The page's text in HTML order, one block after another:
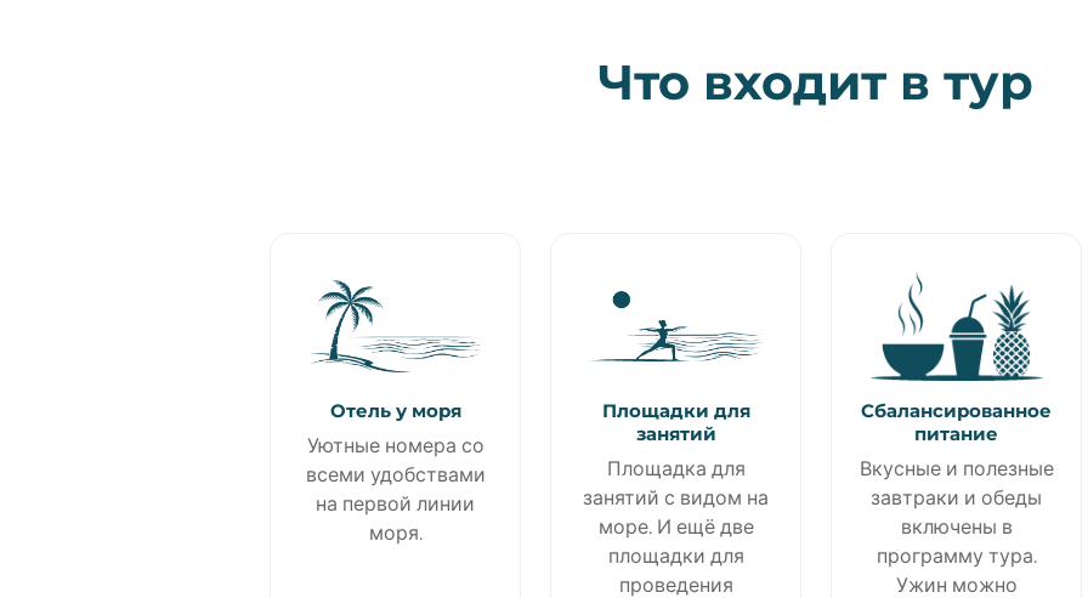
Что входит в тур
Отель у моря
Уютные номера со
всеми удобствами
на первой линии
моря.
Площадки для
занятий
Площадка для
занятий с видом на
море. И ещё две
площадки для
проведения
Сбалансированное
питание
Вкусные и полезные
завтраки и обеды
включены в
программу тура.
Ужин можно